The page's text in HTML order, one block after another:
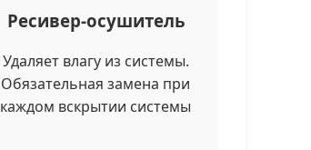
Ресивер-осушитель
Удаляет влагу из системы.
Обязательная замена при
каждом вскрытии системы